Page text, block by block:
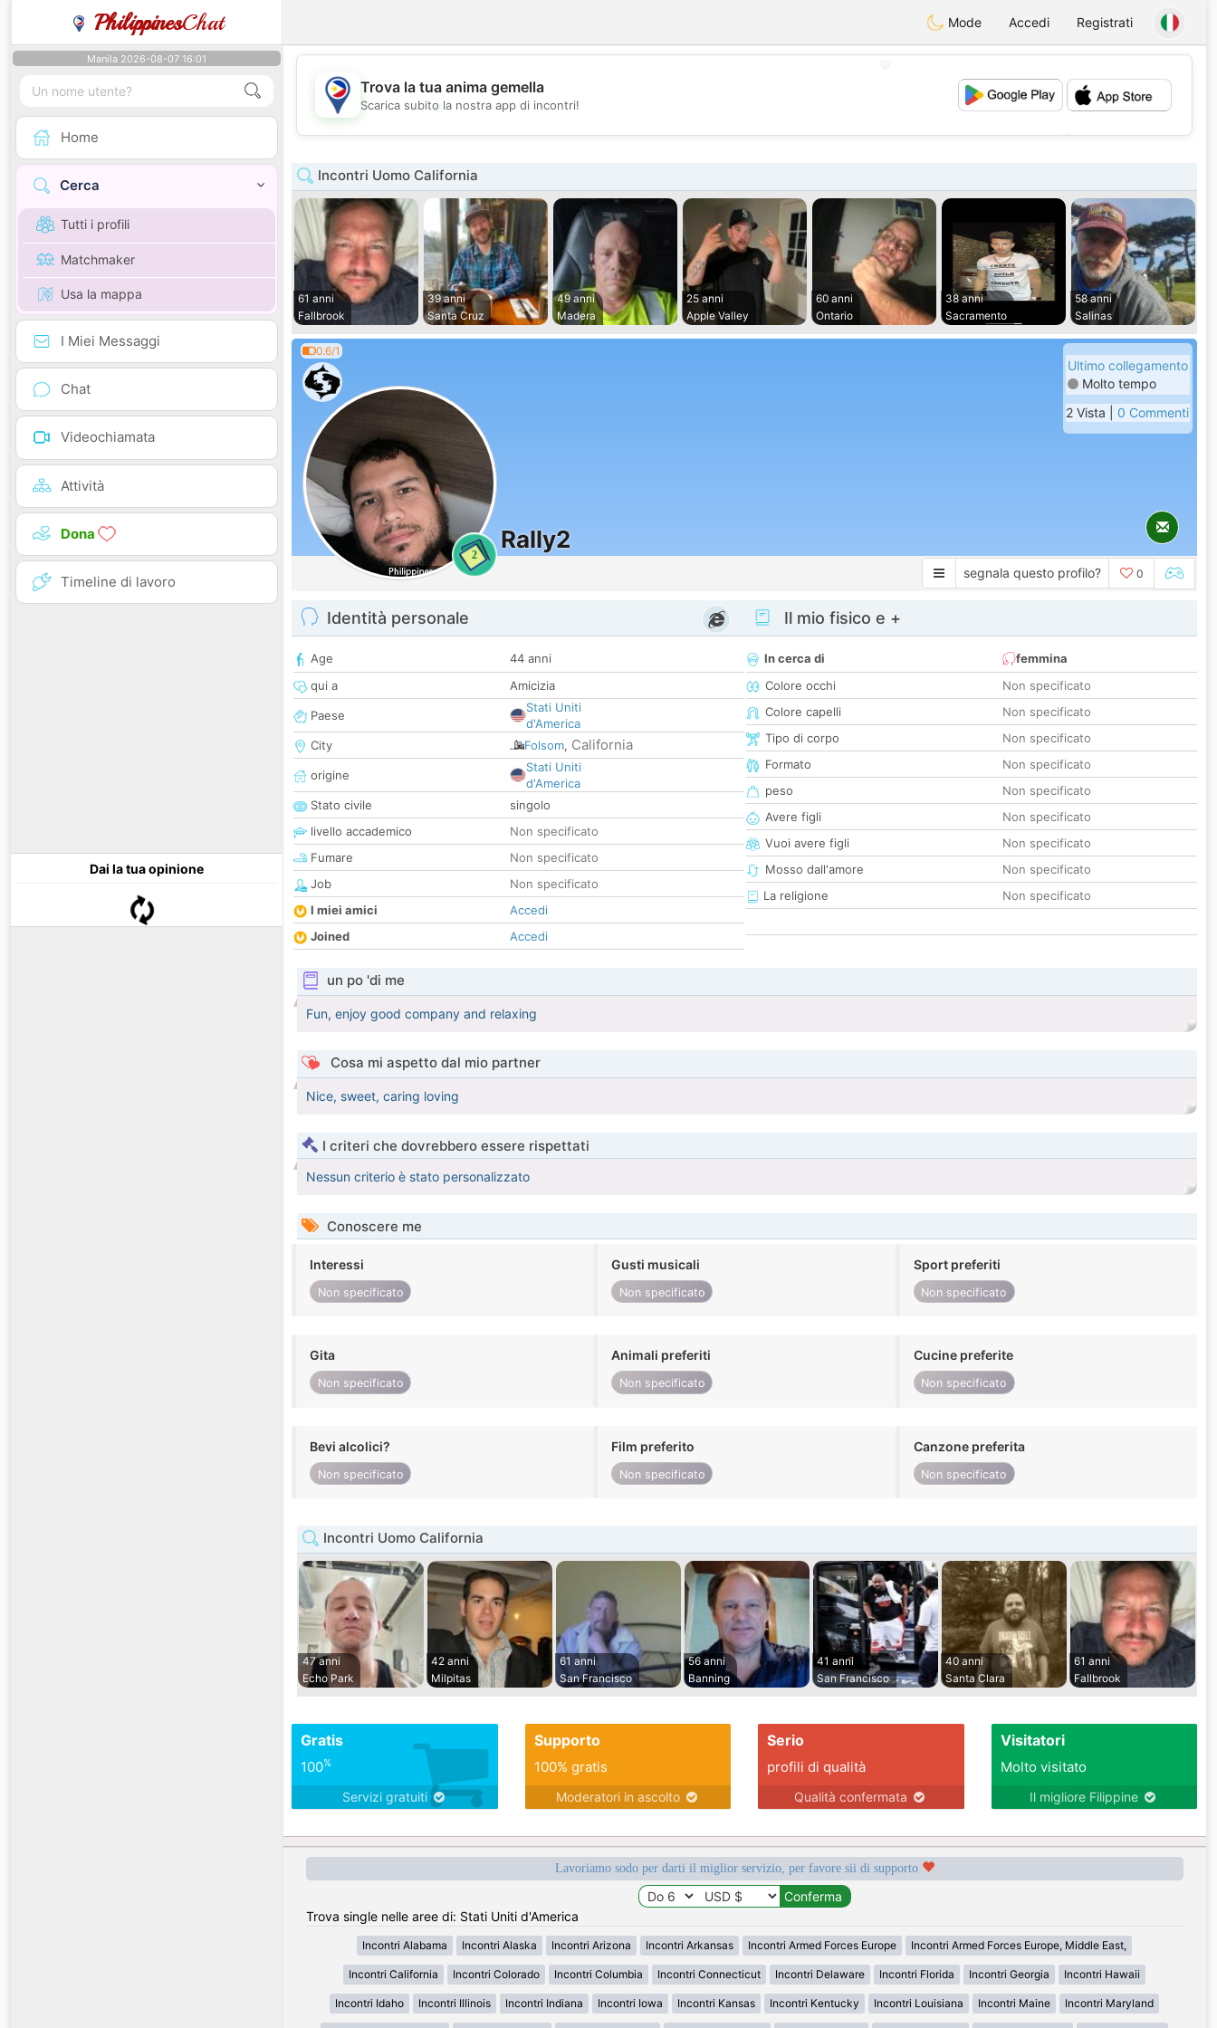
PhilippinesChat Mode Accedi Registrati
Manila 2026-08-07 16:01
Home
Cerca
Tutti i profili
Matchmaker
Usa la mappa
I Miei Messaggi
Chat
Videochiamata
Attività
Dona
Timeline di lavoro
Dai la tua opinione
💖
💕
Trova la tua anima gemella
Scarica subito la nostra app di incontri!
Incontri Uomo California
61 anni
Fallbrook
39 anni
Santa Cruz
49 anni
Madera
25 anni
Apple Valley
60 anni
Ontario
38 anni
Sacramento
58 anni
Salinas
0.6/1
2
Rally2
Ultimo collegamento
Molto tempo
2 Vista | 0 Commenti
segnala questo profilo? 0
Identità personale
Age
44 anni
qui a
Amicizia
Paese
Stati Uniti
d'America
City
Folsom, California
origine
Stati Uniti
d'America
Stato civile
singolo
livello accademico
Non specificato
Fumare
Non specificato
Job
Non specificato
I miei amici
Accedi
Joined
Accedi
Il mio fisico e +
In cerca di
femmina
Colore occhi
Non specificato
Colore capelli
Non specificato
Tipo di corpo
Non specificato
Formato
Non specificato
peso
Non specificato
Avere figli
Non specificato
Vuoi avere figli
Non specificato
Mosso dall'amore
Non specificato
La religione
Non specificato
un po 'di me
Fun, enjoy good company and relaxing
Cosa mi aspetto dal mio partner
Nice, sweet, caring loving
I criteri che dovrebbero essere rispettati
Nessun criterio è stato personalizzato
Conoscere me
Interessi
Non specificato
Gusti musicali
Non specificato
Sport preferiti
Non specificato
Gita
Non specificato
Animali preferiti
Non specificato
Cucine preferite
Non specificato
Bevi alcolici?
Non specificato
Film preferito
Non specificato
Canzone preferita
Non specificato
Incontri Uomo California
47 anni
Echo Park
42 anni
Milpitas
61 anni
San Francisco
56 anni
Banning
41 anni
San Francisco
40 anni
Santa Clara
61 anni
Fallbrook
Gratis
100%
Servizi gratuiti
Supporto
100% gratis
Moderatori in ascolto
Serio
profili di qualità
Qualità confermata
Visitatori
Molto visitato
Il migliore Filippine
Lavoriamo sodo per darti il miglior servizio, per favore sii di supporto
Trova single nelle aree di: Stati Uniti d'America
Incontri Alabama Incontri Alaska Incontri Arizona Incontri Arkansas Incontri Armed Forces Europe Incontri Armed Forces Europe, Middle East,
Incontri California Incontri Colorado Incontri Columbia Incontri Connecticut Incontri Delaware Incontri Florida Incontri Georgia Incontri Hawaii
Incontri Idaho Incontri Illinois Incontri Indiana Incontri Iowa Incontri Kansas Incontri Kentucky Incontri Louisiana Incontri Maine Incontri Maryland